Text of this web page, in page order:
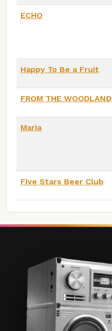
ECHO
Happy To Be a Fruit
FROM THE WOODLAND
Maria
Five Stars Beer Club